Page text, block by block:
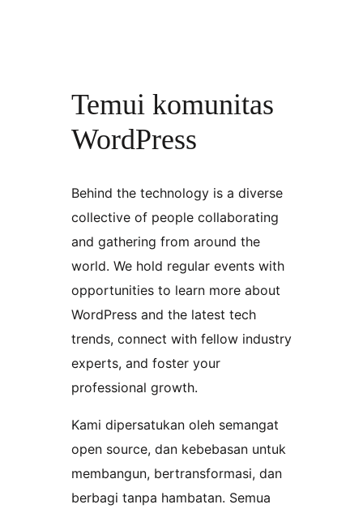
Temui komunitas
WordPress
Behind the technology is a diverse
collective of people collaborating
and gathering from around the
world. We hold regular events with
opportunities to learn more about
WordPress and the latest tech
trends, connect with fellow industry
experts, and foster your
professional growth.
Kami dipersatukan oleh semangat
open source, dan kebebasan untuk
membangun, bertransformasi, dan
berbagi tanpa hambatan. Semua